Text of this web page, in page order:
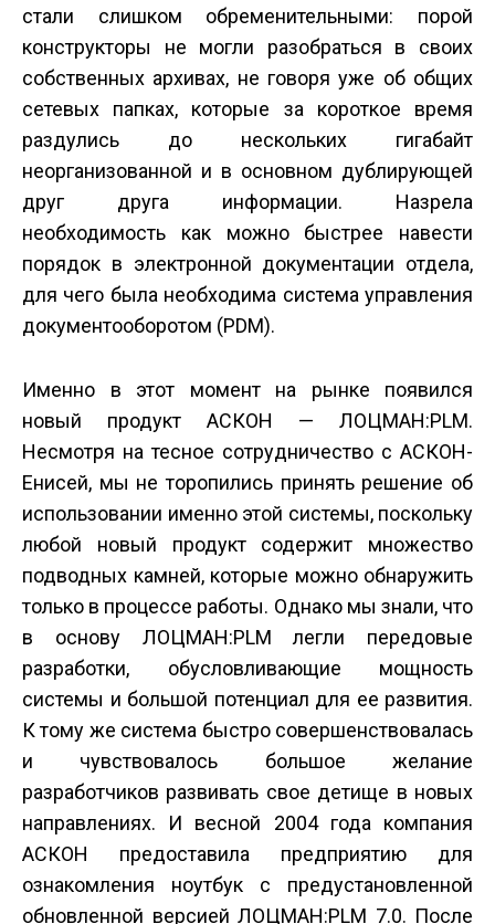
стали слишком обременительными: порой
конструкторы не могли разобраться в своих
собственных архивах, не говоря уже об общих
сетевых папках, которые за короткое время
раздулись до нескольких гигабайт
неорганизованной и в основном дублирующей
друг друга информации. Назрела
необходимость как можно быстрее навести
порядок в электронной документации отдела,
для чего была необходима система управления
документооборотом (PDM).
Именно в этот момент на рынке появился
новый продукт АСКОН — ЛОЦМАН:PLM.
Несмотря на тесное сотрудничество с АСКОН-
Енисей, мы не торопились принять решение об
использовании именно этой системы, поскольку
любой новый продукт содержит множество
подводных камней, которые можно обнаружить
только в процессе работы. Однако мы знали, что
в основу ЛОЦМАН:PLM легли передовые
разработки, обусловливающие мощность
системы и большой потенциал для ее развития.
К тому же система быстро совершенствовалась
и чувствовалось большое желание
разработчиков развивать свое детище в новых
направлениях. И весной 2004 года компания
АСКОН предоставила предприятию для
ознакомления ноутбук с предустановленной
обновленной версией ЛОЦМАН:PLM 7.0. После